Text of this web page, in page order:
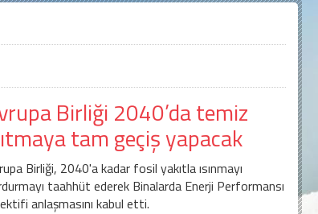
Birliği 2040’da temiz
tam geçiş yapacak
Birliği, 2040'a kadar fosil yakıtla ısınmayı
taahhüt ederek Binalarda Enerji Performansı
anlaşmasını kabul etti.